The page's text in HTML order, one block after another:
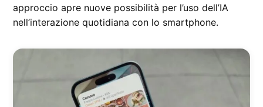
approccio apre nuove possibilità per l’uso dell’IA
nell’interazione quotidiana con lo smartphone.